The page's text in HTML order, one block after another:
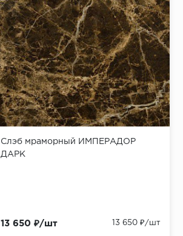
Слэб мраморный ИМПЕРАДОР
ДАРК
13 650 ₽/шт 13 650 ₽/шт